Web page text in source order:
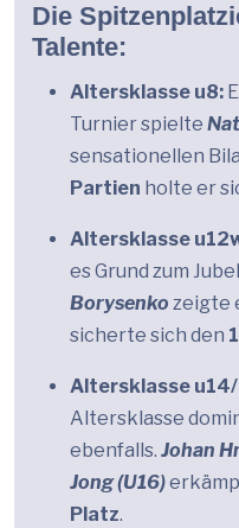
Die
Talente:
Altersklasse u8:
Turnier spielte
sensationellen
Partien holte er
Altersklasse
es Grund zum
Borysenko zeigte
sicherte sich den
Altersklasse
Altersklasse
ebenfalls. Johan
Jong (U16)
Platz.